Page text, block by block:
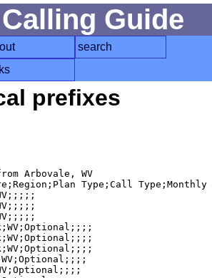
Guide
search
prefixes
Arbovale, WV
Type;Call